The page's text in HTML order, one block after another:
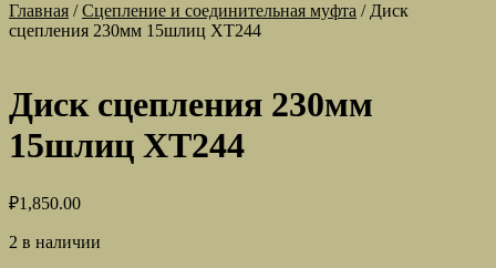
Главная /Сцепление и соединительная муфта / Диск
сцепления 230мм 15шлиц ХТ244
Диск сцепления 230мм
15шлиц ХТ244
₽1,850.00
2 в наличии